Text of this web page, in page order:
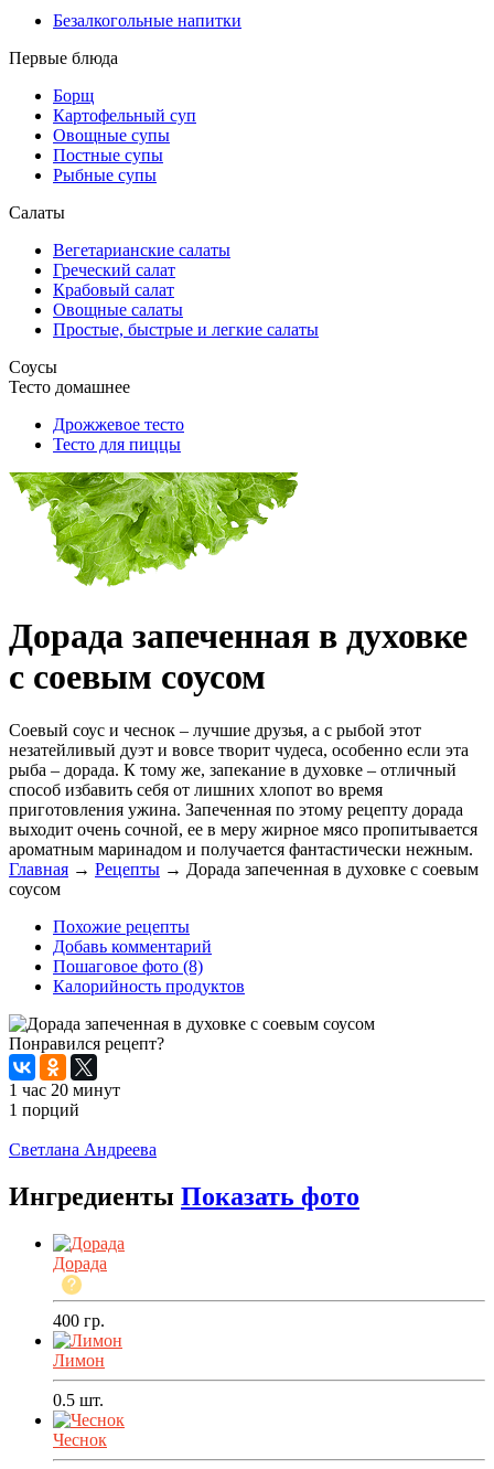
Безалкогольные напитки
Первые блюда
Борщ
Картофельный суп
Овощные супы
Постные супы
Рыбные супы
Салаты
Вегетарианские салаты
Греческий салат
Крабовый салат
Овощные салаты
Простые, быстрые и легкие салаты
Соусы
Тесто домашнее
Дрожжевое тесто
Тесто для пиццы
Дорада запеченная в духовке
с соевым соусом
Соевый соус и чеснок – лучшие друзья, а с рыбой этот
незатейливый дуэт и вовсе творит чудеса, особенно если эта
рыба – дорада. К тому же, запекание в духовке – отличный
способ избавить себя от лишних хлопот во время
приготовления ужина. Запеченная по этому рецепту дорада
выходит очень сочной, ее в меру жирное мясо пропитывается
ароматным маринадом и получается фантастически нежным.
Главная → Рецепты → Дорада запеченная в духовке с соевым
соусом
Похожие рецепты
Добавь комментарий
Пошаговое фото (8)
Калорийность продуктов
Понравился рецепт?
1 час 20 минут
1 порций
Светлана Андреева
Ингредиенты Показать фото
Дорада
400 гр.
Лимон
0.5 шт.
Чеснок